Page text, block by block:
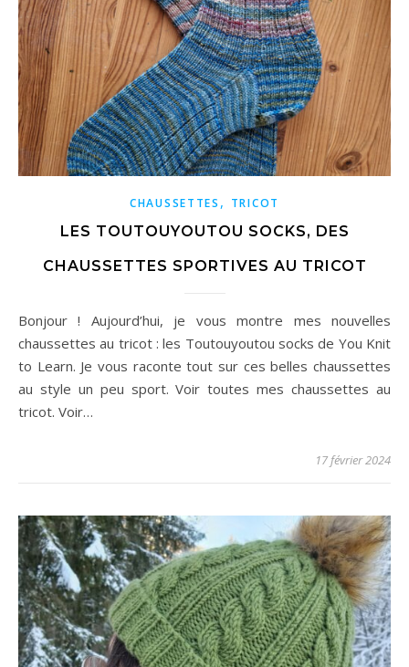
CHAUSSETTES , TRICOT
LES TOUTOUYOUTOU SOCKS, DES
CHAUSSETTES SPORTIVES AU TRICOT
Bonjour ! Aujourd’hui, je vous montre mes nouvelles
chaussettes au tricot : les Toutouyoutou socks de You Knit
to Learn. Je vous raconte tout sur ces belles chaussettes
au style un peu sport. Voir toutes mes chaussettes au
tricot. Voir…
17 février 2024